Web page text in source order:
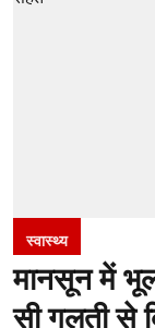
स्वास्थ्य
मानसून में
सी गलती से